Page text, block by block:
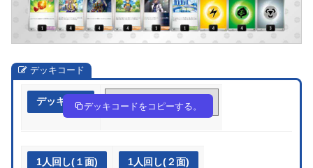
デッキコード
デッキ作成 Yx8GcJ-9EBlc5-cc8xxJ
デッキコードをコピーする。
1人回し(１面) 1人回し(２面)